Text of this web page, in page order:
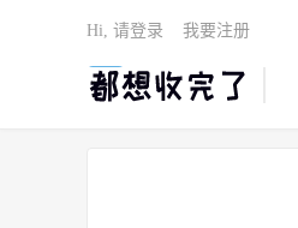
Hi, 请登录 我要注册